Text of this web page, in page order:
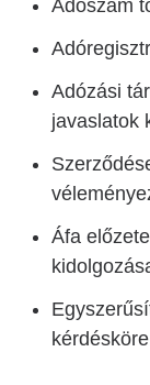
Adószám
Adózási
javaslatok
Áfa
kérdésköre